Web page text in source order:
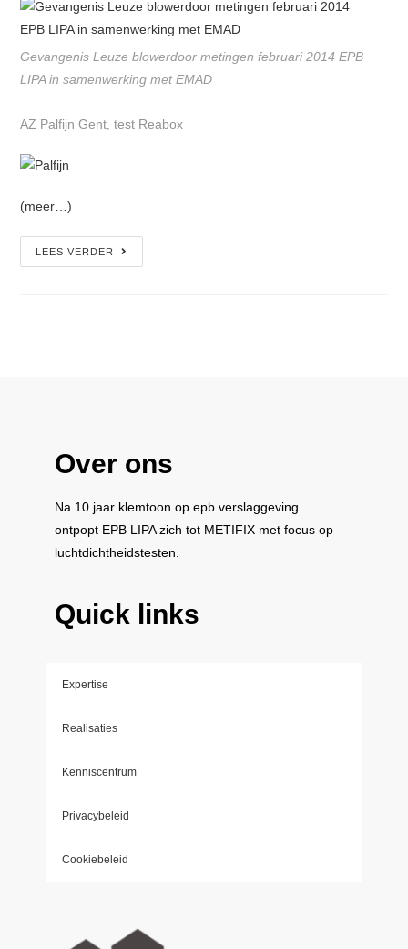
Gevangenis Leuze blowerdoor metingen februari 2014 EPB
LIPA in samenwerking met EMAD
AZ Palfijn Gent, test Reabox
(meer…)
LEES VERDER
Over ons
Na 10 jaar klemtoon op epb verslaggeving
ontpopt EPB LIPAzich tot METIFIX met focus op
luchtdichtheidstesten.
Quick links
Expertise
Realisaties
Kenniscentrum
Privacybeleid
Cookiebeleid